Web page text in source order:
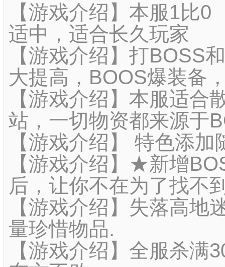
【游戏介绍】本服1比
适中，适合长久玩家
【游戏介绍】打BOSS
大提高，BOOS爆装备
【游戏介绍】本服适
站，一切物资都来源于
【游戏介绍】 特色添加
【游戏介绍】★新增
后，让你不在为了找不
【游戏介绍】失落高
量珍惜物品.
【游戏介绍】全服杀